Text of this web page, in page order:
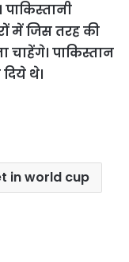
में जिस तरह की
चाहेंगे। पाकिस्तान
थे।
in world cup